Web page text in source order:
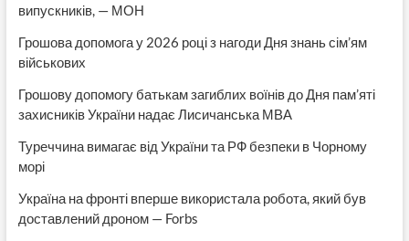
випускників, — МОН
Грошова допомога у 2026 році з нагоди Дня знань сім’ям
військових
Грошову допомогу батькам загиблих воїнів до Дня пам’яті
захисників України надає Лисичанська МВА
Туреччина вимагає від України та РФ безпеки в Чорному
морі
Україна на фронті вперше використала робота, який був
доставлений дроном — Forbs